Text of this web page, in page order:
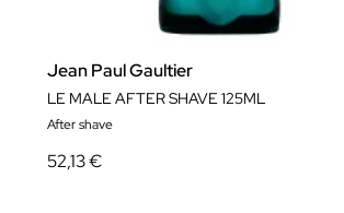
Jean Paul Gaultier
LE MALE AFTER SHAVE 125ML
After shave
52,13 €